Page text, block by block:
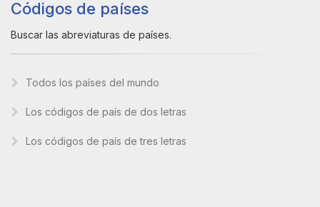
Códigos de países
Buscar las abreviaturas de países.
Todos los países del mundo
Los códigos de país de dos letras
Los códigos de país de tres letras